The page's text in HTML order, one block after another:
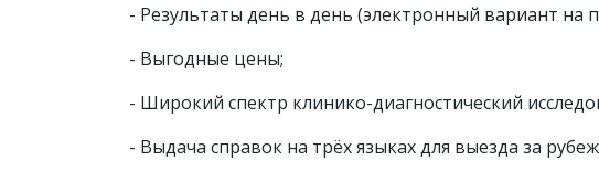
- Результаты день в день (электронный вариант на
- Выгодные цены;
- Широкий спектр клинико-диагностический
- Выдача справок на трёх языках для выезда за